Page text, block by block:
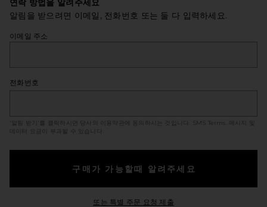
연락 방법을 알려주세요
알림을 받으려면 이메일, 전화번호 또는 둘 다 입력하세요.
이메일 주소
전화번호
'알림 받기'를 클릭하시면 당사의 이용약관에 동의하시는 것입니다. SMS Terms
. 메시지 및
데이터 요금이 부과될 수 있습니다.
구매가 가능할때 알려주세요
또는 특별 주문 요청 제출Opens in a modal window